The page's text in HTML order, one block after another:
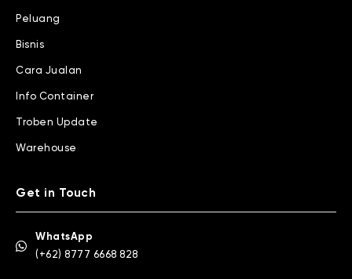
Peluang
Bisnis
Cara Jualan
Info Container
Troben Update
Warehouse
Get in Touch
WhatsApp
(+62) 8777 6668 828